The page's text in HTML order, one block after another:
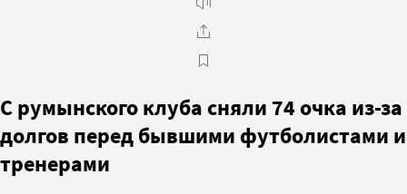
С румынского клуба сняли 74 очка из-за
долгов перед бывшими футболистами и
тренерами